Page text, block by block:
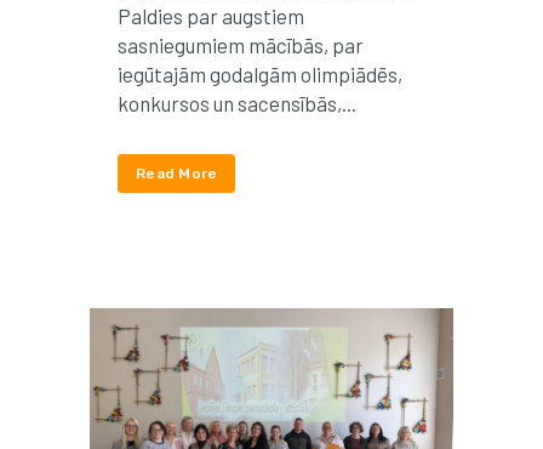
Paldies par augstiem
sasniegumiem mācībās, par
iegūtajām godalgām olimpiādēs,
konkursos un sacensībās,...
Read More